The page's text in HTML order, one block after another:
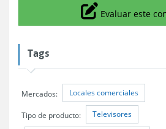
Icono
Evaluar este
Tags
Mercados: Locales comerciales
Tipo de producto: Televisores